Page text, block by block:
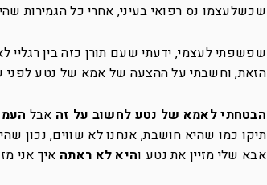
שכשלעצמו נס רפואי בעיני, אחרי כל הגמירות
שפשפתי לעצמי, ידעתי שעם תורן כזה בין
הזאת, וחשבתי על ההצעה של אמא של נטע לפני
הבטחתי לאמא של נטע לחשוב על זה אבל
תיקו כמו שהיא חושבת, אנחנו לא שווים, נכון
אבא שלי מזיין את נטע והיא לא ראתה איך אני